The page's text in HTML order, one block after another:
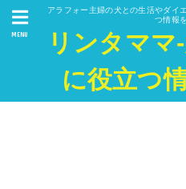
アラフォー主婦の犬との生活やダイ
つ情報
リンタマ
に役立つ
MENU